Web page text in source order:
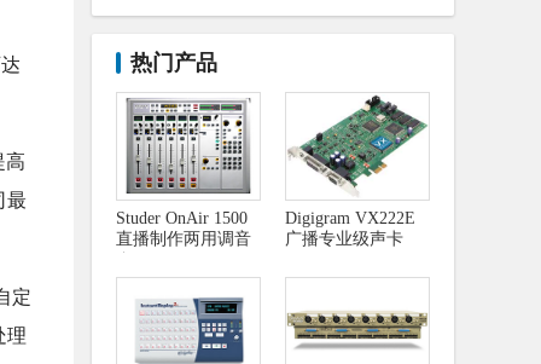
高
最
定
理
热门产品
Studer OnAir 1500
直播制作两用调音
Digigram VX222E
广播专业级声卡